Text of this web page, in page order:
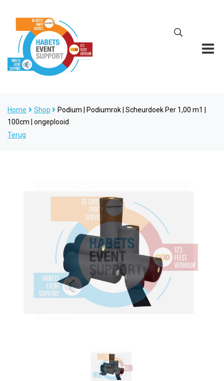
Home Shop
Podium | Podiumrok | Scheurdoek Per 1,00 m1 |
100cm | ongeplooid
Terug